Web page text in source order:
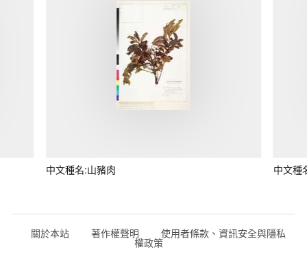
中文種名:山豬肉 中文種
關於本站 著作權聲明 使用者條款、資訊安全與隱私
權政策